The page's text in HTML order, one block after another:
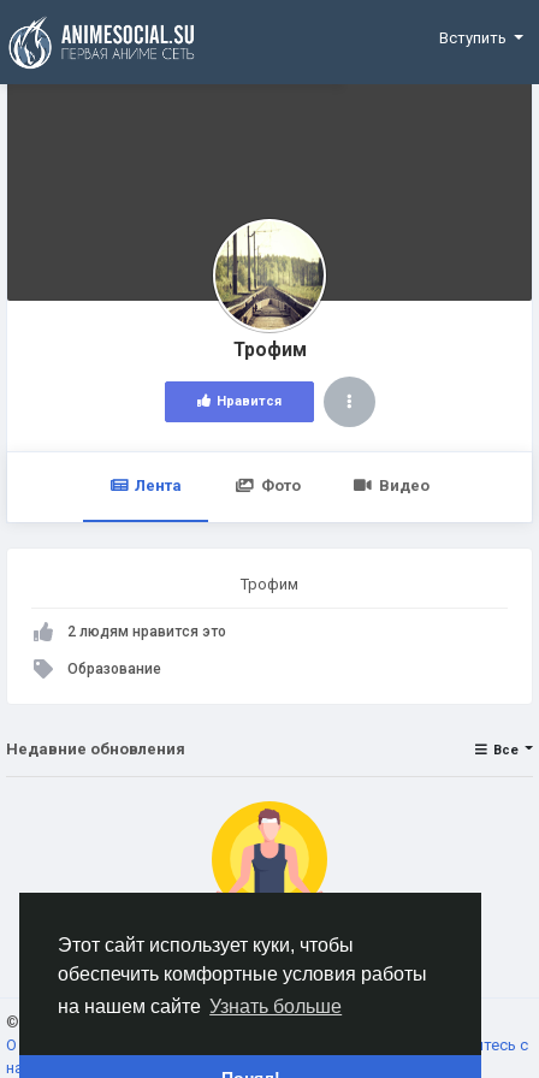
Этот сайт использует куки, чтобы
обеспечить комфортные условия работы
на нашем сайте Узнать больше
Funding
Вступить
Трофим
Нравится
Лента Фото Видео
Трофим
2 людям нравится это
Образование
Недавние обновления Все
Нет данных для отображения
© 2026 AnimeSocial.SU - Первая аниме сеть!
О нас
Свяжитесь с
нами